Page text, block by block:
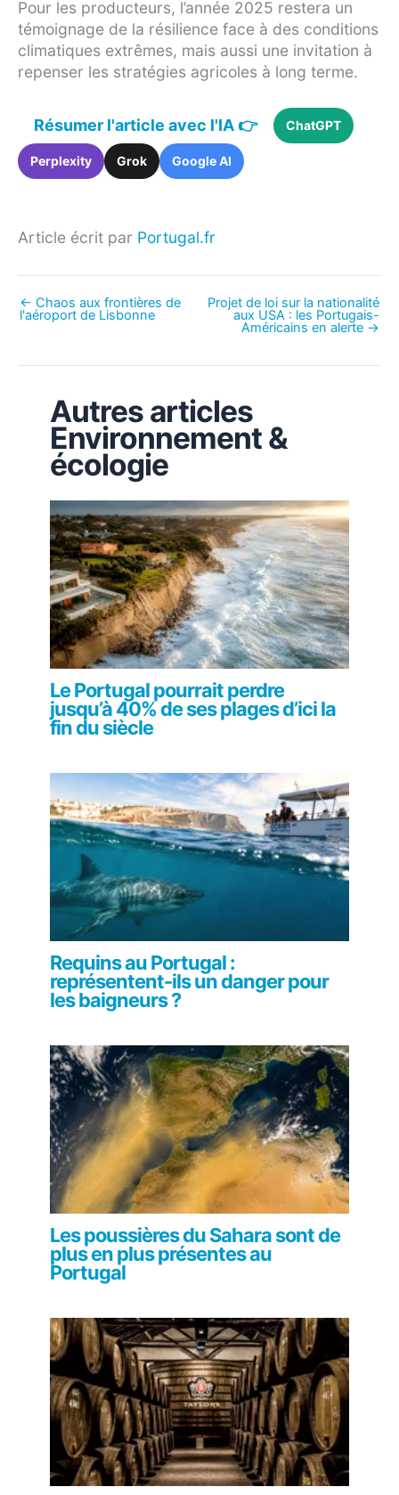
Pour les producteurs, l’année 2025 restera un
témoignage de la résilience face à des conditions
climatiques extrêmes, mais aussi une invitation à
repenser les stratégies agricoles à long terme.
Résumer l'article avec l'IA 👉 ChatGPT
Perplexity Grok Google AI
Article écrit par Portugal.fr
← Chaos aux frontières de
l'aéroport de Lisbonne
Projet de loi sur la nationalité
aux USA : les Portugais-
Américains en alerte →
Autres articles
Environnement &
écologie
Le Portugal pourrait perdre
jusqu’à 40% de ses plages d’ici la
fin du siècle
Requins au Portugal :
représentent-ils un danger pour
les baigneurs ?
Les poussières du Sahara sont de
plus en plus présentes au
Portugal